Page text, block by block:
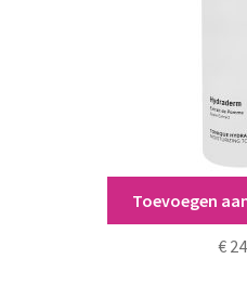
Académie
€
Toevoegen